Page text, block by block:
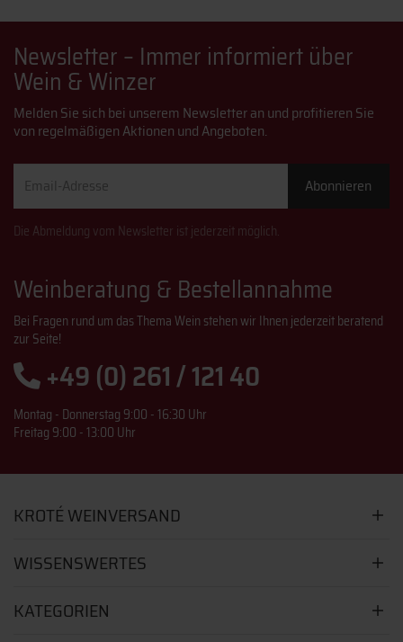
Newsletter – Immer informiert über
Wein & Winzer
Melden Sie sich bei unserem Newsletter an und profitieren Sie
von regelmäßigen Aktionen und Angeboten.
Adresse
Abonnieren
Die Abmeldung vom Newsletter ist jederzeit möglich.
Weinberatung & Bestellannahme
Bei Fragen rund um das Thema Wein stehen wir Ihnen jederzeit beratend
zur Seite!
+49 (0) 261 / 121 40
Montag - Donnerstag 9:00 - 16:30 Uhr
Freitag 9:00 - 13:00 Uhr
KROTÉ WEINVERSAND
WISSENSWERTES
KATEGORIEN